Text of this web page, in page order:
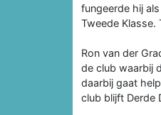
fungeerde hij
Tweede
Ron van der
de club waarbij
daarbij gaat
club blijft Derde